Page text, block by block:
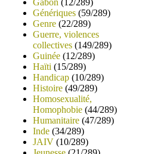
Gabon (12/289)
Génériques (59/289)
Genre (22/289)
Guerre, violences
collectives (149/289)
Guinée (12/289)
Haïti (15/289)
Handicap (10/289)
Histoire (49/289)
Homosexualité,
Homophobie (44/289)
Humanitaire (47/289)
Inde (34/289)
JAIV (10/289)